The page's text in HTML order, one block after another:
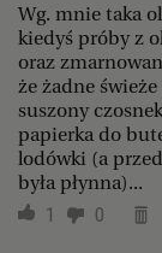
Wg. mnie taka
kiedyś próby z
oraz
że żadne
suszony
papierka do
lodówki (a
była płynna)...
1 0